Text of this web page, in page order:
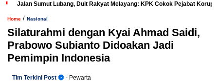
Jalan Sumut Lubang, Duit Rakyat Melayang: KPK Cokok Pejabat Korup
Home / Nasional
Silaturahmi dengan Kyai Ahmad Saidi,
Prabowo Subianto Didoakan Jadi
Pemimpin Indonesia
Tim Terkini Post
- Pewarta